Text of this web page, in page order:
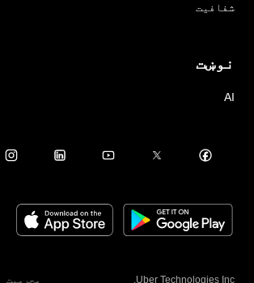
شفافیت
نوښت
AI
Uber Technologies Inc. محرمیت